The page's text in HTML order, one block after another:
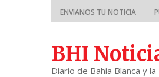
ENVIANOS TU NOTICIA
BHI
Diario de Bahía Blanca y la